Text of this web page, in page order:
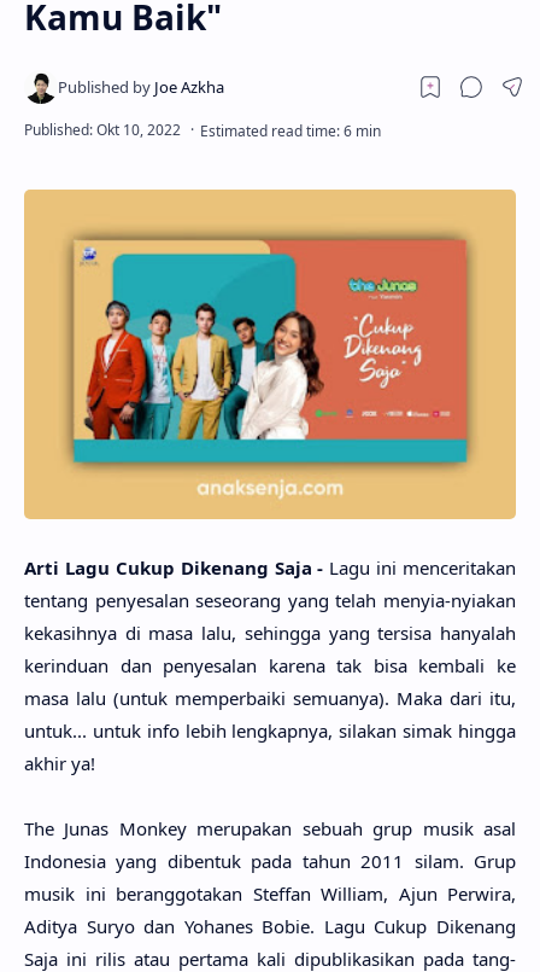
Kamu Baik"
Arti Lagu Cukup Dike­nang Saja - Lagu ini mencerita­kan
ten­tang penyesa­lan seseo­rang yang telah menyia-nyia­kan
kekasih­nya di masa lalu, sehing­ga yang tersi­sa hanya­lah
kerindu­an dan penyesa­lan kare­na tak bisa kemba­li ke
masa lalu (untuk memperbai­ki semua­nya). Maka dari itu,
untuk... untuk info lebih lengkap­nya, sila­kan simak hing­ga
akhir ya!
The Junas Mon­key merupa­kan sebu­ah grup musik asal
Indone­sia yang diben­tuk pada tahun 2011 silam. Grup
musik ini beranggota­kan Stef­fan Willi­am, Ajun Perwi­ra,
Adit­ya Suryo dan Yoha­nes Bobie. Lagu Cukup Dike­nang
Saja ini rilis atau perta­ma kali dipublikasi­kan pada tang­